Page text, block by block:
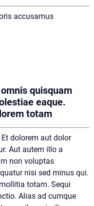
accusamus
quisquam
eaque.
totam
dolorem aut dolor
Aut autem illo a
non voluptas
nisi sed minus qui.
totam. Sequi
Alias ad cumque